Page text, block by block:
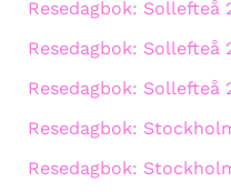
Resedagbok: Sollefteå
Resedagbok: Sollefteå
Resedagbok: Sollefteå
Resedagbok:
Resedagbok: